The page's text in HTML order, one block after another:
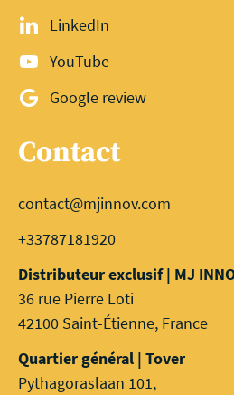
LinkedIn
YouTube
Google review
Contact
contact@mjinnov.com
+33787181920
Distributeur exclusif | MJ
36 rue Pierre Loti
42100 Saint-Étienne, France
Quartier général | Tover
Pythagoraslaan 101,